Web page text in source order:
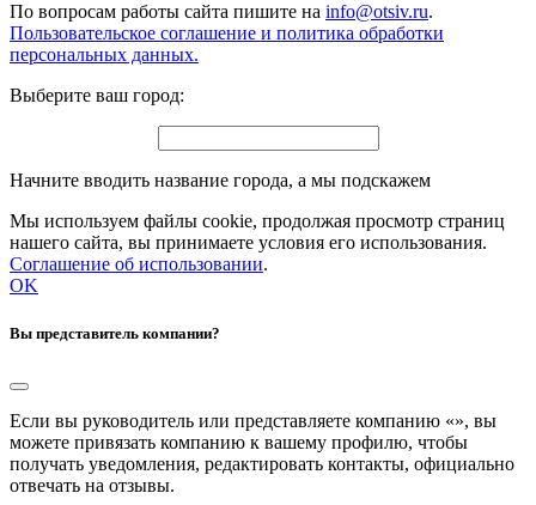
По вопросам работы сайта пишите на info@otsiv.ru.
Пользовательское соглашение и политика обработки
персональных данных.
Выберите ваш город:
Начните вводить название города, а мы подскажем
Мы используем файлы cookie, продолжая просмотр страниц
нашего сайта, вы принимаете условия его использования.
Соглашение об использовании.
OK
Вы представитель компании?
Если вы руководитель или представляете компанию «», вы
можете привязать компанию к вашему профилю, чтобы
получать уведомления, редактировать контакты, официально
отвечать на отзывы.